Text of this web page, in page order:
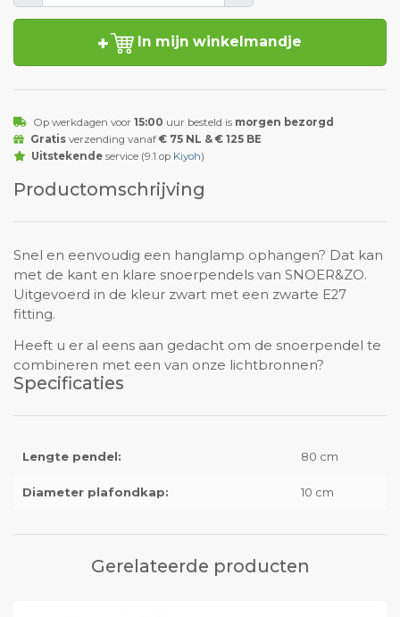
In mijn winkelmandje
Op werkdagen voor 15:00 uur besteld is morgen bezorgd
Gratisverzending vanaf € 75 NL & € 125 BE
Uitstekendeservice (9.1 op Kiyoh)
Productomschrijving
Snel en eenvoudig een hanglamp ophangen? Dat kan
met de kant en klare snoerpendels van SNOER&ZO.
Uitgevoerd in de kleur zwart met een zwarte E27
fitting.
Heeft u er al eens aan gedacht om de snoerpendel te
combineren met een van onze lichtbronnen?
Specificaties
Lengte pendel: 80 cm
Diameter plafondkap: 10 cm
Gerelateerde producten